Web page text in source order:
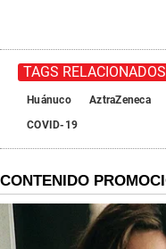
n
d
TAGS RELACIONADOS
Huánuco AztraZeneca
COVID-19